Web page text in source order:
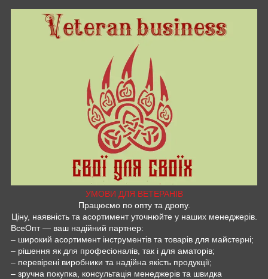
УМОВИ ДЛЯ ВЕТЕРАНІВ
Працюємо по опту та дропу.
Ціну, наявність та асортимент уточнюйте у наших менеджерів.
ВсеОпт — ваш надійний партнер:
– широкий асортимент інструментів та товарів для майстерні;
– рішення як для професіоналів, так і для аматорів;
– перевірені виробники та надійна якість продукції;
– зручна покупка, консультація менеджерів та швидка